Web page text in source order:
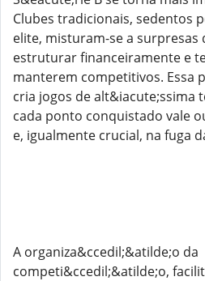
Clubes tradicionais, sedentos
elite, misturam-se a surpresas
estruturar financeiramente e
manterem competitivos. Essa
cria jogos de alt&iacute;ssima
cada ponto conquistado vale
e, igualmente crucial, na fuga
A organiza&ccedil;&atilde;o da
competi&ccedil;&atilde;o,